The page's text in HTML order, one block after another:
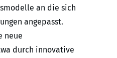
an die sich
angepasst.
neue
durch innovative